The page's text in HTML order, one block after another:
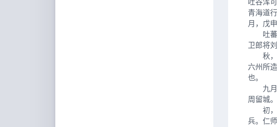
吐谷浑
青海道
月，戊
吐蕃禄
卫郎将
秋，八
六州所
也。
九月，
周留城。
初，刘
兵。仁